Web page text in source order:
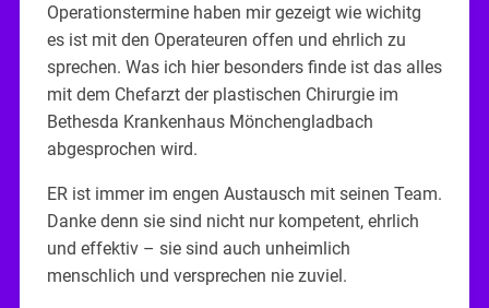
Operationstermine haben mir gezeigt wie wichitg
es ist mit den Operateuren offen und ehrlich zu
sprechen. Was ich hier besonders finde ist das alles
mit dem Chefarzt der plastischen Chirurgie im
Bethesda Krankenhaus Mönchengladbach
abgesprochen wird.
ER ist immer im engen Austausch mit seinen Team.
Danke denn sie sind nicht nur kompetent, ehrlich
und effektiv – sie sind auch unheimlich
menschlich und versprechen nie zuviel.